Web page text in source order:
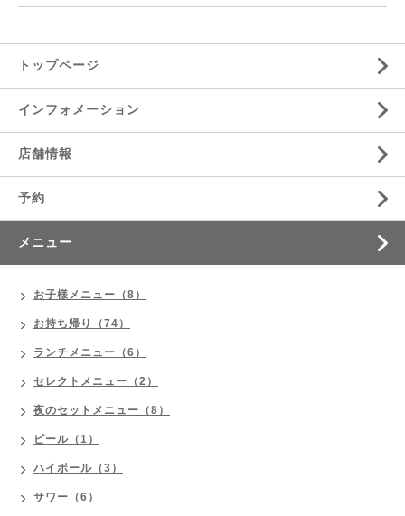
トップページ
インフォメーション
店舗情報
予約
メニュー
お子様メニュー（8）
お持ち帰り（74）
ランチメニュー（6）
セレクトメニュー（2）
夜のセットメニュー（8）
ビール（1）
ハイボール（3）
サワー（6）